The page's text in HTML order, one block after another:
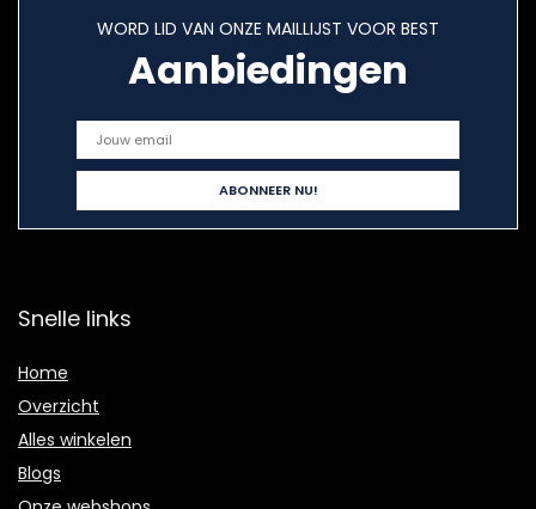
WORD LID VAN ONZE MAILLIJST VOOR BEST
Aanbiedingen
Snelle links
Home
Overzicht
Alles winkelen
Blogs